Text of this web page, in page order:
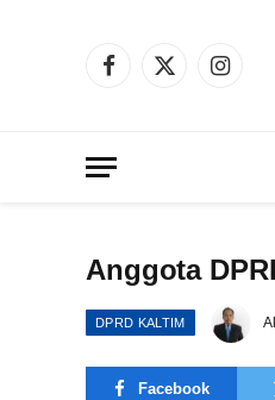
Facebook
X
Anggota
DPRD KALTIM
Facebook